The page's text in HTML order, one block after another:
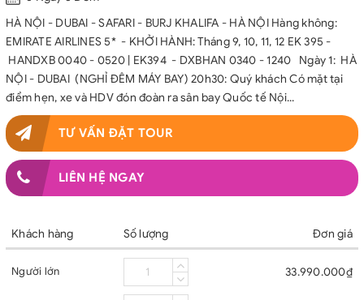
HÀ NỘI - DUBAI - SAFARI - BURJ KHALIFA - HÀ NỘI Hàng không:
EMIRATE AIRLINES 5* - KHỞI HÀNH: Tháng 9, 10, 11, 12 EK 395 -
HANDXB 0040 - 0520 | EK394 - DXBHAN 0340 - 1240 Ngày 1: HÀ
NỘI - DUBAI (NGHỈ ĐÊM MÁY BAY) 20h30: Quý khách Có mặt tại
điểm hẹn, xe và HDV đón đoàn ra sân bay Quốc tế Nội...
TƯ VẤN ĐẶT TOUR
LIÊN HỆ NGAY
Khách hàng Số lượng Đơn giá
Người lớn 33.990.000₫